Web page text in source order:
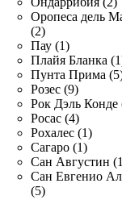
Оропеса дель
(2)
Пау (1)
Плайя Бланка
Пунта Прима
Розес (9)
Рок Дэль Конде
Росас (4)
Рохалес (1)
Сагаро (1)
Сан Августин
Сан Евгенио
(5)